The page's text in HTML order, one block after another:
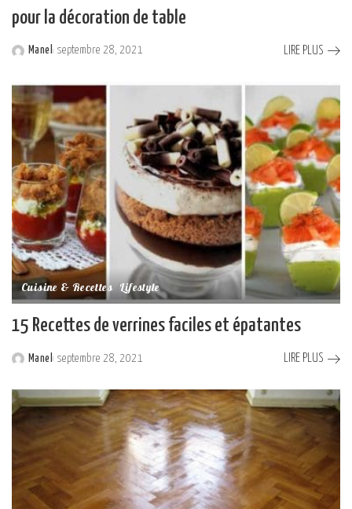
pour la décoration de table
Posted
Manel septembre 28, 2021 LIRE PLUS
Cuisine & Recettes Lifestyle
15 Recettes de verrines faciles et épatantes
Posted
Manel septembre 28, 2021 LIRE PLUS